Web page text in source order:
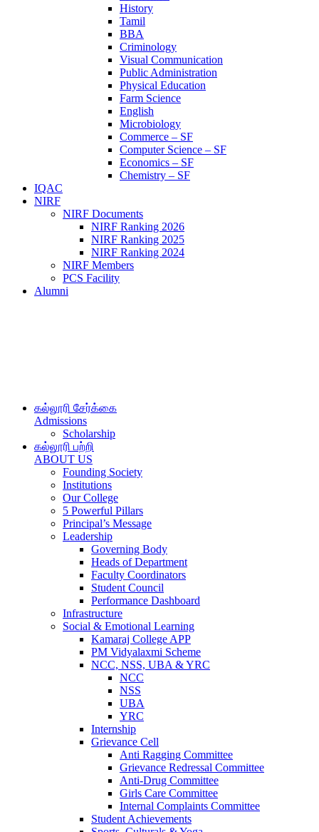
History
Tamil
BBA
Criminology
Visual Communication
Public Administration
Physical Education
Farm Science
English
Microbiology
Commerce – SF
Computer Science – SF
Economics – SF
Chemistry – SF
IQAC
NIRF
NIRF Documents
NIRF Ranking 2026
NIRF Ranking 2025
NIRF Ranking 2024
NIRF Members
PCS Facility
Alumni
கல்லூரி சேர்க்கை
Admissions
Scholarship
கல்லூரி பற்றி
ABOUT US
Founding Society
Institutions
Our College
5 Powerful Pillars
Principal’s Message
Leadership
Governing Body
Heads of Department
Faculty Coordinators
Student Council
Performance Dashboard
Infrastructure
Social & Emotional Learning
Kamaraj College APP
PM Vidyalaxmi Scheme
NCC, NSS, UBA & YRC
NCC
NSS
UBA
YRC
Internship
Grievance Cell
Anti Ragging Committee
Grievance Redressal Committee
Anti-Drug Committee
Girls Care Committee
Internal Complaints Committee
Student Achievements